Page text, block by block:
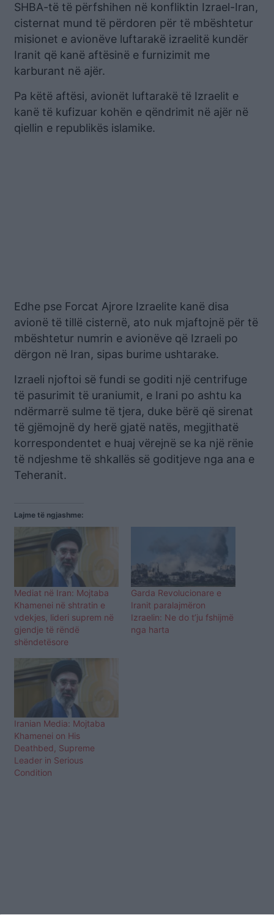
SHBA-të të përfshihen në konfliktin Izrael-Iran,
cisternat mund të përdoren për të mbështetur
misionet e avionëve luftarakë izraelitë kundër
Iranit që kanë aftësinë e furnizimit me
karburant në ajër.
Pa këtë aftësi, avionët luftarakë të Izraelit e
kanë të kufizuar kohën e qëndrimit në ajër në
qiellin e republikës islamike.
Edhe pse Forcat Ajrore Izraelite kanë disa
avionë të tillë cisternë, ato nuk mjaftojnë për të
mbështetur numrin e avionëve që Izraeli po
dërgon në Iran, sipas burime ushtarake.
Izraeli njoftoi së fundi se goditi një centrifuge
të pasurimit të uraniumit, e Irani po ashtu ka
ndërmarrë sulme të tjera, duke bërë që sirenat
të gjëmojnë dy herë gjatë natës, megjithatë
korrespondentet e huaj vërejnë se ka një rënie
të ndjeshme të shkallës së goditjeve nga ana e
Teheranit.
Lajme të ngjashme:
Mediat në Iran: Mojtaba
Khamenei në shtratin e
vdekjes, lideri suprem në
gjendje të rëndë
shëndetësore
Garda Revolucionare e
Iranit paralajmëron
Izraelin: Ne do t’ju fshijmë
nga harta
Iranian Media: Mojtaba
Khamenei on His
Deathbed, Supreme
Leader in Serious
Condition